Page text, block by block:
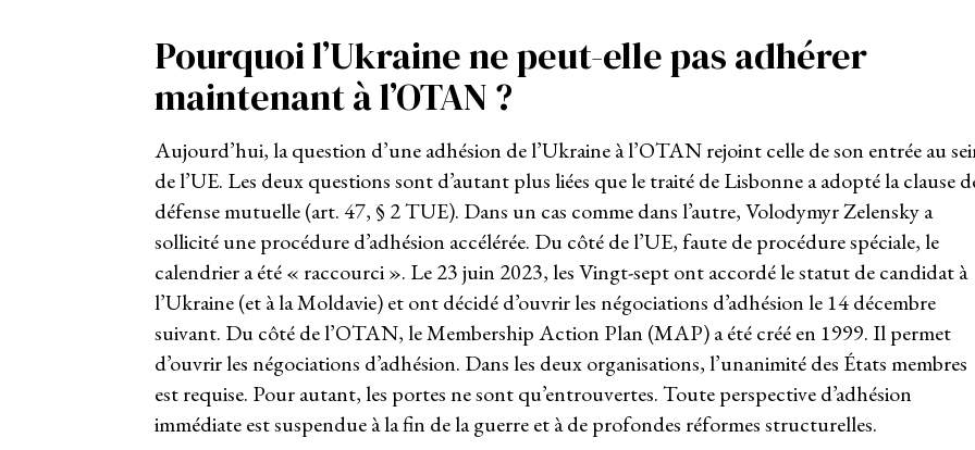
Pourquoi l’Ukraine ne peut-elle pas adhérer
maintenant à l’OTAN ?
Aujourd’hui, la question d’une adhésion de l’Ukraine à l’OTAN rejoint celle de son entrée au
de l’UE. Les deux questions sont d’autant plus liées que le traité de Lisbonne a adopté la clause
défense mutuelle (art. 47, § 2 TUE). Dans un cas comme dans l’autre, Volodymyr Zelensky a
sollicité une procédure d’adhésion accélérée. Du côté de l’UE, faute de procédure spéciale, le
calendrier a été « raccourci ». Le 23 juin 2023, les Vingt-sept ont accordé le statut de candidat à
l’Ukraine (et à la Moldavie) et ont décidé d’ouvrir les négociations d’adhésion le 14 décembre
suivant. Du côté de l’OTAN, le Membership Action Plan (MAP) a été créé en 1999. Il permet
d’ouvrir les négociations d’adhésion. Dans les deux organisations, l’unanimité des États membres
est requise. Pour autant, les portes ne sont qu’entrouvertes. Toute perspective d’adhésion
immédiate est suspendue à la fin de la guerre et à de profondes réformes structurelles.